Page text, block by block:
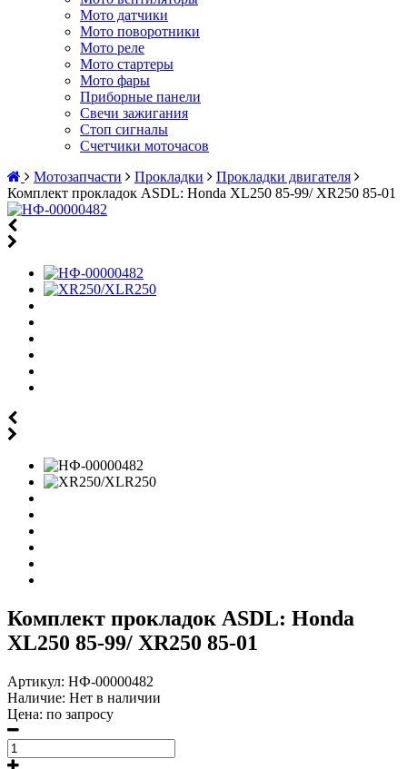
Мото датчики
Мото поворотники
Мото реле
Мото стартеры
Мото фары
Приборные панели
Свечи зажигания
Стоп сигналы
Счетчики моточасов
Мотозапчасти
Прокладки
Прокладки двигателя
Комплект прокладок ASDL: Honda XL250 85-99/ XR250 85-01
Комплект прокладок ASDL: Honda
XL250 85-99/ XR250 85-01
Артикул: НФ-00000482
Наличие: Нет в наличии
Цена: по запросу